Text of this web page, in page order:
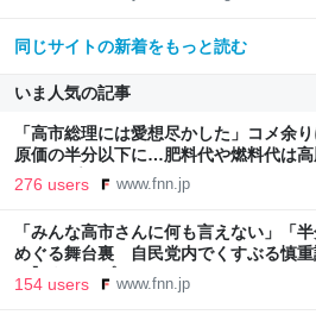
同じサイトの新着をもっと読む
いま人気の記事
「高市総理には愛想尽かした」コメ余
原価の半分以下に…肥料代や燃料代は
｜FNNプライムオンライン
276 users www.fnn.jp
「みんな高市さんに何も言えない」「
めぐる舞台裏 自民党内でくすぶる慎重
ト】｜FNNプライムオンライン
154 users www.fnn.jp